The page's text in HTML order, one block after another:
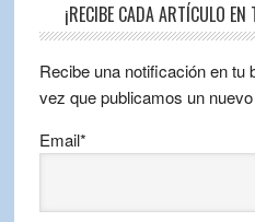
¡RECIBE CADA ARTÍCULO
Recibe una notificación en tu
vez que publicamos un
Email*